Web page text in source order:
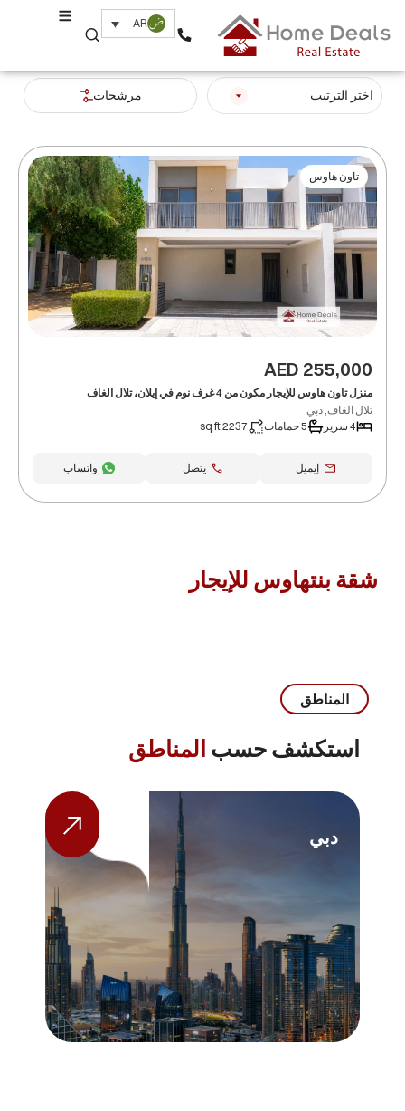
AR
مرشحات اختر الترتيب
تاون هاوس
AED 255,000
منزل تاون هاوس للإيجار مكون من 4 غرف نوم في إيلان، تلال الغاف
تلال الغاف, دبي
4 سرير
5 حمامات 2237 sq ft
إيميل يتصل واتساب
شقة بنتهاوس للإيجار
المناطق
استكشف حسب المناطق
دبي